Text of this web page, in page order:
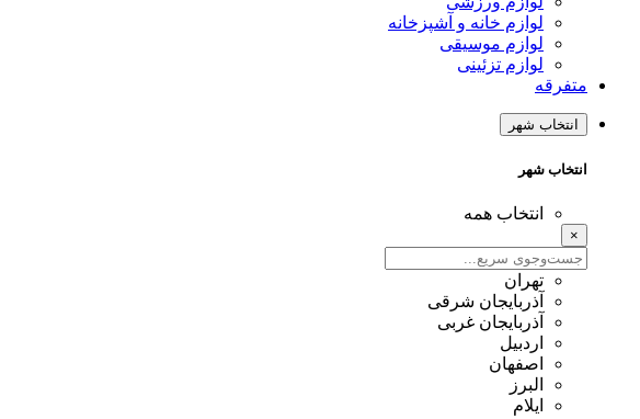
لوازم خانه و آشپزخانه
لوازم موسیقی
لوازم تزئینی
متفرقه
انتخاب شهر
انتخاب شهر
انتخاب همه
×
تهران
آذربایجان شرقی
آذربایجان غربی
اردبیل
اصفهان
البرز
ایلام